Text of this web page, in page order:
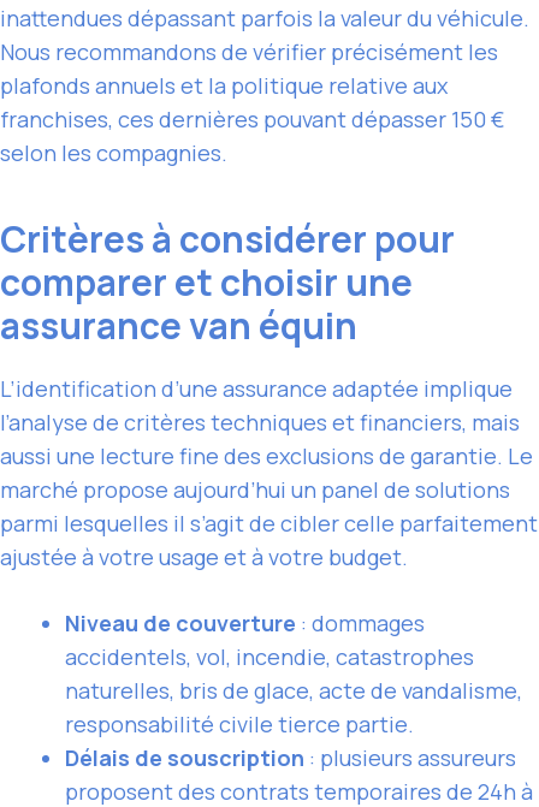
inattendues dépassant parfois la valeur du véhicule.
Nous recommandons de vérifier précisément les
plafonds annuels et la politique relative aux
franchises, ces dernières pouvant dépasser 150 €
selon les compagnies.
Critères à considérer pour
comparer et choisir une
assurance van équin
L’identification d’une assurance adaptée implique
l’analyse de critères techniques et financiers, mais
aussi une lecture fine des exclusions de garantie. Le
marché propose aujourd’hui un panel de solutions
parmi lesquelles il s’agit de cibler celle parfaitement
ajustée à votre usage et à votre budget.
Niveau de couverture : dommages
accidentels, vol, incendie, catastrophes
naturelles, bris de glace, acte de vandalisme,
responsabilité civile tierce partie.
Délais de souscription : plusieurs assureurs
proposent des contrats temporaires de 24h à